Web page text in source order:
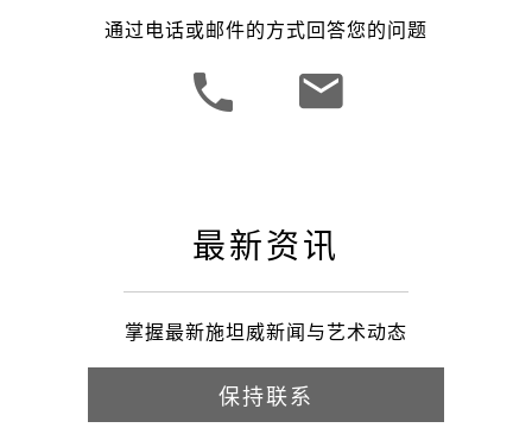
通过电话或邮件的方式回答您的问题
最新资讯
掌握最新施坦威新闻与艺术动态
保持联系